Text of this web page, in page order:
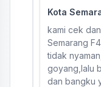
Kota
kami cek
Semarang
tidak
goyang,lalu
dan bangku